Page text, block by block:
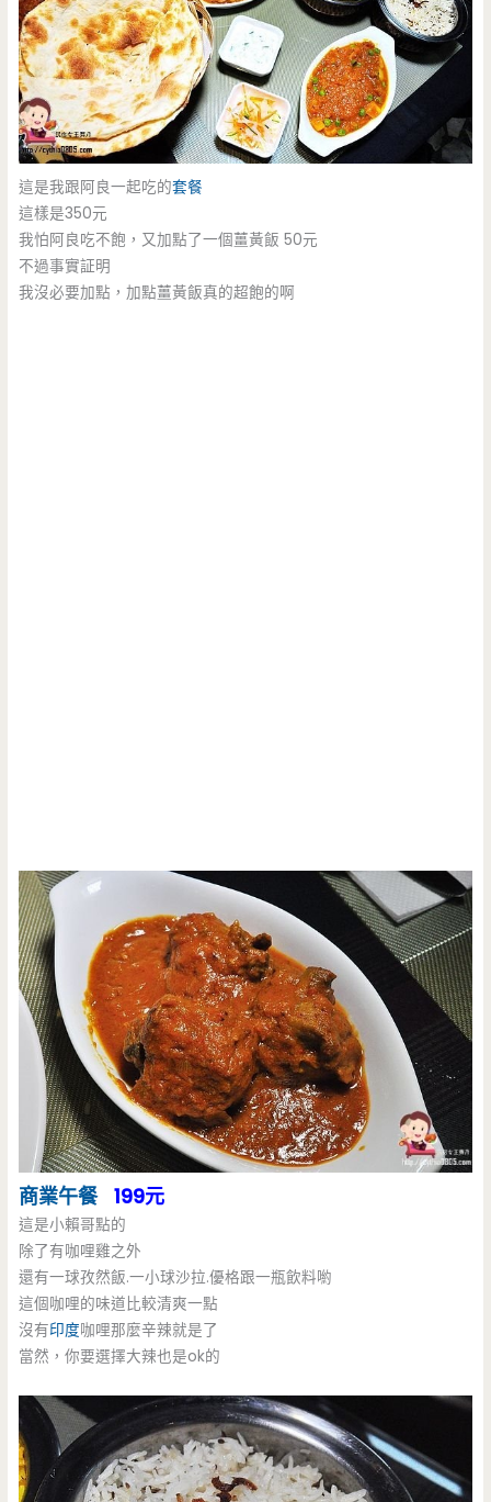
這是我跟阿良一起吃的套餐
這樣是350元
我怕阿良吃不飽，又加點了一個薑黃飯 50元
不過事實証明
我沒必要加點，加點薑黃飯真的超飽的啊
商業午餐199元
這是小賴哥點的
除了有咖哩雞之外
還有一球孜然飯.一小球沙拉.優格跟一瓶飲料喲
這個咖哩的味道比較清爽一點
沒有印度咖哩那麼辛辣就是了
當然，你要選擇大辣也是ok的